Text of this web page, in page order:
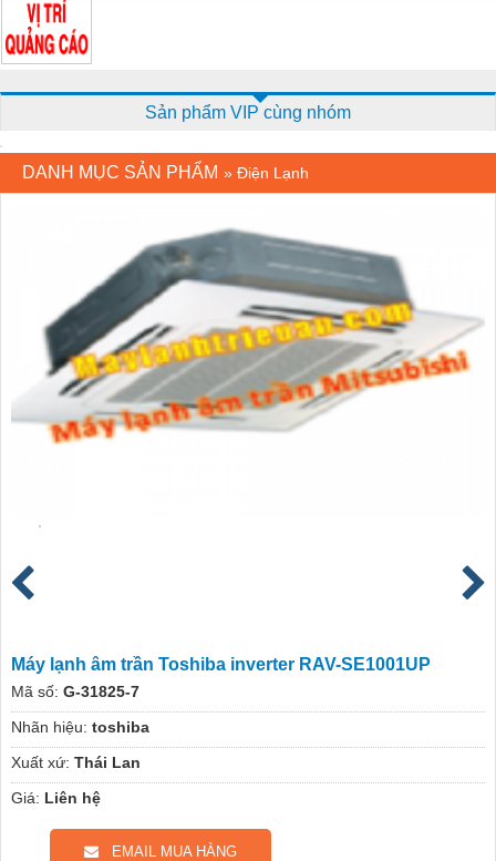
Sản phẩm VIP cùng nhóm
DANH MỤC SẢN PHẨM » Điện Lạnh
Máy lạnh âm trần Toshiba inverter RAV-SE1001UP
Mã số: G-31825-7
Nhãn hiệu: toshiba
Xuất xứ: Thái Lan
Giá: Liên hệ
EMAIL MUA HÀNG